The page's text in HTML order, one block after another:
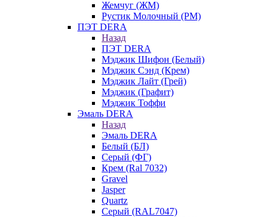
Жемчуг (ЖМ)
Рустик Молочный (РМ)
ПЭТ DERA
Назад
ПЭТ DERA
Мэджик Шифон (Белый)
Мэджик Сэнд (Крем)
Мэджик Лайт (Грей)
Мэджик (Графит)
Мэджик Тоффи
Эмаль DERA
Назад
Эмаль DERA
Белый (БЛ)
Серый (ФГ)
Крем (Ral 7032)
Gravel
Jasper
Quartz
Серый (RAL7047)